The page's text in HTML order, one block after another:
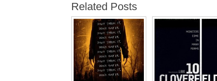
Related Posts